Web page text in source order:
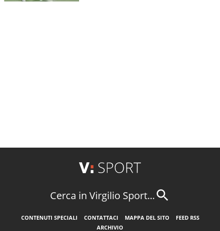
Cerca in Virgilio Sport...
CONTENUTI SPECIALI CONTATTACI MAPPA DEL SITO
FEED RSS
ARCHIVIO